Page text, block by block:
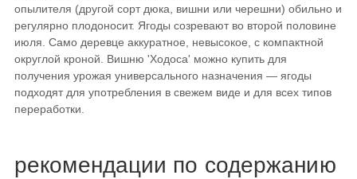
опылителя (другой сорт дюка, вишни или черешни) обильно и
регулярно плодоносит. Ягоды созревают во второй половине
июля. Само деревце аккуратное, невысокое, с компактной
округлой кроной. Вишню 'Ходоса' можно купить для
получения урожая универсального назначения — ягоды
подходят для употребления в свежем виде и для всех типов
переработки.
рекомендации по содержанию